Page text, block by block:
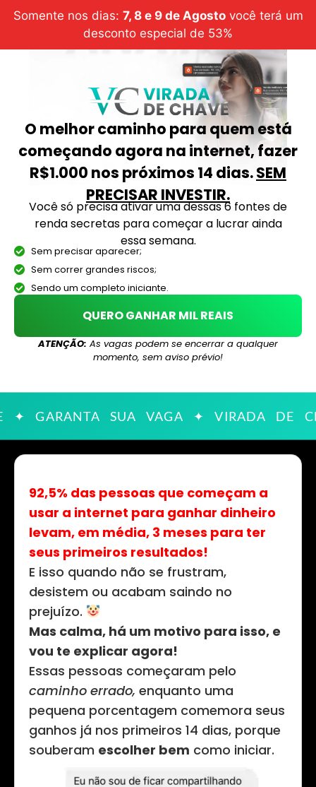
Somente nos dias: 7, 8 e 9 de Agostovocê terá um
desconto especial de 53%
O melhor caminho para quem está
começando agora na internet, fazer
R$1.000 nos próximos 14 dias.SEM
PRECISAR INVESTIR.
Você só precisa ativar uma dessas 6 fontes de
renda secretas para começar a lucrar ainda
essa semana.
Sem precisar aparecer;
Sem correr grandes riscos;
Sendo um completo iniciante.
QUERO GANHAR MIL REAIS
ATENÇÃO: As vagas podem se encerrar a qualquer
momento, sem aviso prévio!
✦ GARANTA SUA VAGA ✦ VIRADA
92,5% das pessoas que começam a
usar a internet para ganhar dinheiro
levam, em média, 3 meses para ter
seus primeiros resultados!
E isso quando não se frustram,
desistem ou acabam saindo no
prejuízo.
Mas calma, há um motivo para isso, e
vou te explicar agora!
Essas pessoas começaram pelo
caminho errado, enquanto uma
pequena porcentagem comemora seus
ganhos já nos primeiros 14 dias, porque
souberam escolher bem como iniciar.